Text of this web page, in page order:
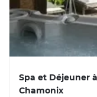
Spa et Déjeuner
Chamonix